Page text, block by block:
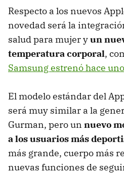
Respecto a los nuevos
novedad será la
salud para mujer yun
temperatura corporal,
Samsung estrenó hace
El modelo estándar del
será muy similar a la
Gurman, pero un nuevo
a los usuarios más
más grande, cuerpo más
nuevas funciones de